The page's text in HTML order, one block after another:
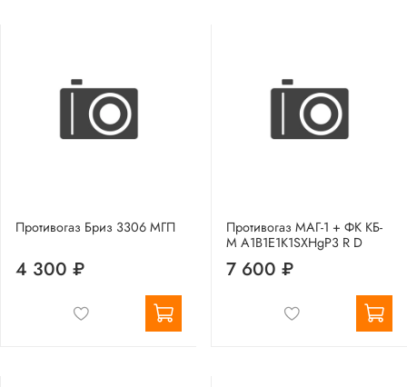
Противогаз Бриз 3306 МГП
4 300 ₽
Противогаз МАГ-1 + ФК КБ-
М А1B1E1K1SXHgP3 R D
7 600 ₽